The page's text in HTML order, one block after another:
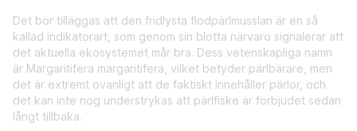
Det bör tilläggas att den fridlysta flodpärlmusslan är en så
kallad indikatorart, som genom sin blotta närvaro signalerar att
det aktuella ekosystemet mår bra. Dess vetenskapliga namn
är Margaritifera margaritifera, vilket betyder pärlbärare, men
det är extremt ovanligt att de faktiskt innehåller pärlor, och
det kan inte nog understrykas att pärlfiske är förbjudet sedan
långt tillbaka.